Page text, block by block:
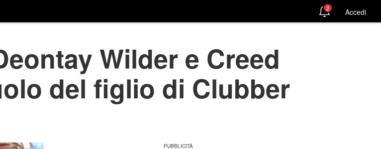
2 Accedi
Wilder e Creed
del figlio di Clubber